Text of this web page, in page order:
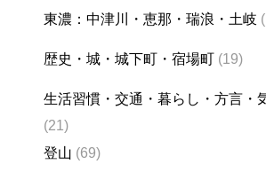
東濃：中津川・恵那・瑞浪・土岐
歴史・城・城下町・宿場町 (19)
生活習慣・交通・暮らし・方言・
(21)
登山 (69)